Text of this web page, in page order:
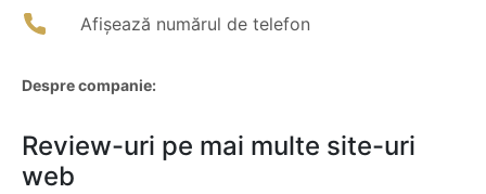
Afișează numărul de telefon
Despre companie:
Review-uri pe mai multe site-uri
web